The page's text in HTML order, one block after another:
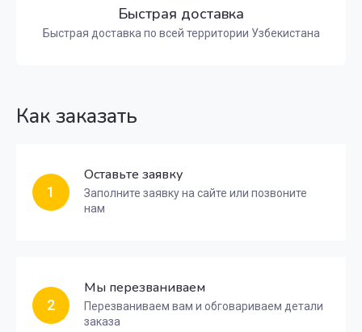
Быстрая доставка
Быстрая доставка по всей территории Узбекистана
Как заказать
1
Оставьте заявку
Заполните заявку на сайте или позвоните
нам
2
Мы перезваниваем
Перезваниваем вам и обговариваем детали
заказа